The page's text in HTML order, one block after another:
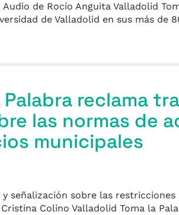
de Rocío Anguita Valladolid
de Valladolid en sus más de
reclama
las normas de
municipales
señalización sobre las restricciones
Colino Valladolid Toma la